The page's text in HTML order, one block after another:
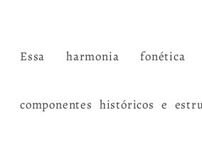
Essa harmonia fonética
componentes históricos e